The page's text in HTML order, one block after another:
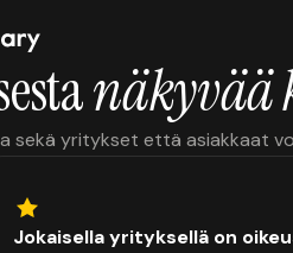
sekä yritykset että asiakkaat
Jokaisella yrityksellä on